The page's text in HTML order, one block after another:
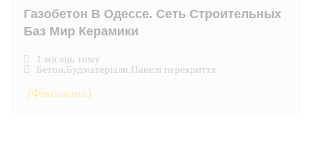
Газобетон В Одессе. Сеть Строительных
Баз Мир Керамики
1 місяць тому
Бетон,Будматеріали,Панелі перекриття
(Фіксована)